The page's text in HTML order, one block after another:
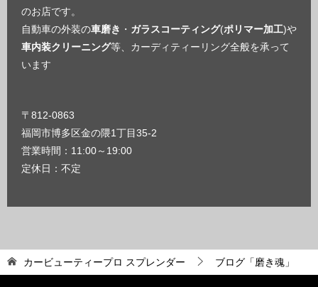
のお店です。
自動車の外装の車磨き ・ ガラスコーティング(ポリマー加工)や
車内装クリーニング等、カーディティーリング全般を承って
います
〒812-0863
福岡市博多区金の隈1丁目35-2
営業時間：11:00～19:00
定休日：不定
カービューティープロ スプレンダー ブログ「磨き魂」